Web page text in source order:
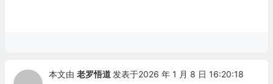
本文由 老罗悟道 发表于2026 年 1 月 8 日 16:20:18